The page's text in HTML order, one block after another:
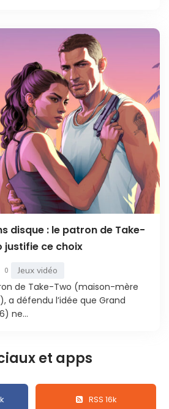
disque : le patron de Take-
justifie ce choix
0 Jeux vidéo
de Take-Two (maison-mère
a défendu l’idée que Grand
ne...
et apps
RSS 16k